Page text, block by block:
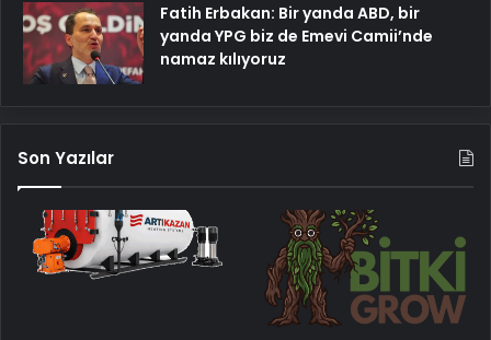
Fatih Erbakan: Bir yanda ABD, bir
yanda YPG biz de Emevi Camii’nde
namaz kılıyoruz
Son Yazılar